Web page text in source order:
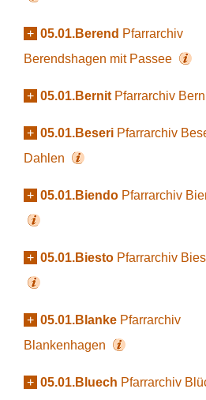
+ 05.01.Berend Pfarrarchiv
Berendshagen mit Passee
+ 05.01.Bernit Pfarrarchiv
+ 05.01.Beseri Pfarrarchiv
Dahlen
+ 05.01.Biendo Pfarrarchiv
+ 05.01.Biesto Pfarrarchiv
+ 05.01.Blanke Pfarrarchiv
Blankenhagen
+ 05.01.Bluech Pfarrarchiv